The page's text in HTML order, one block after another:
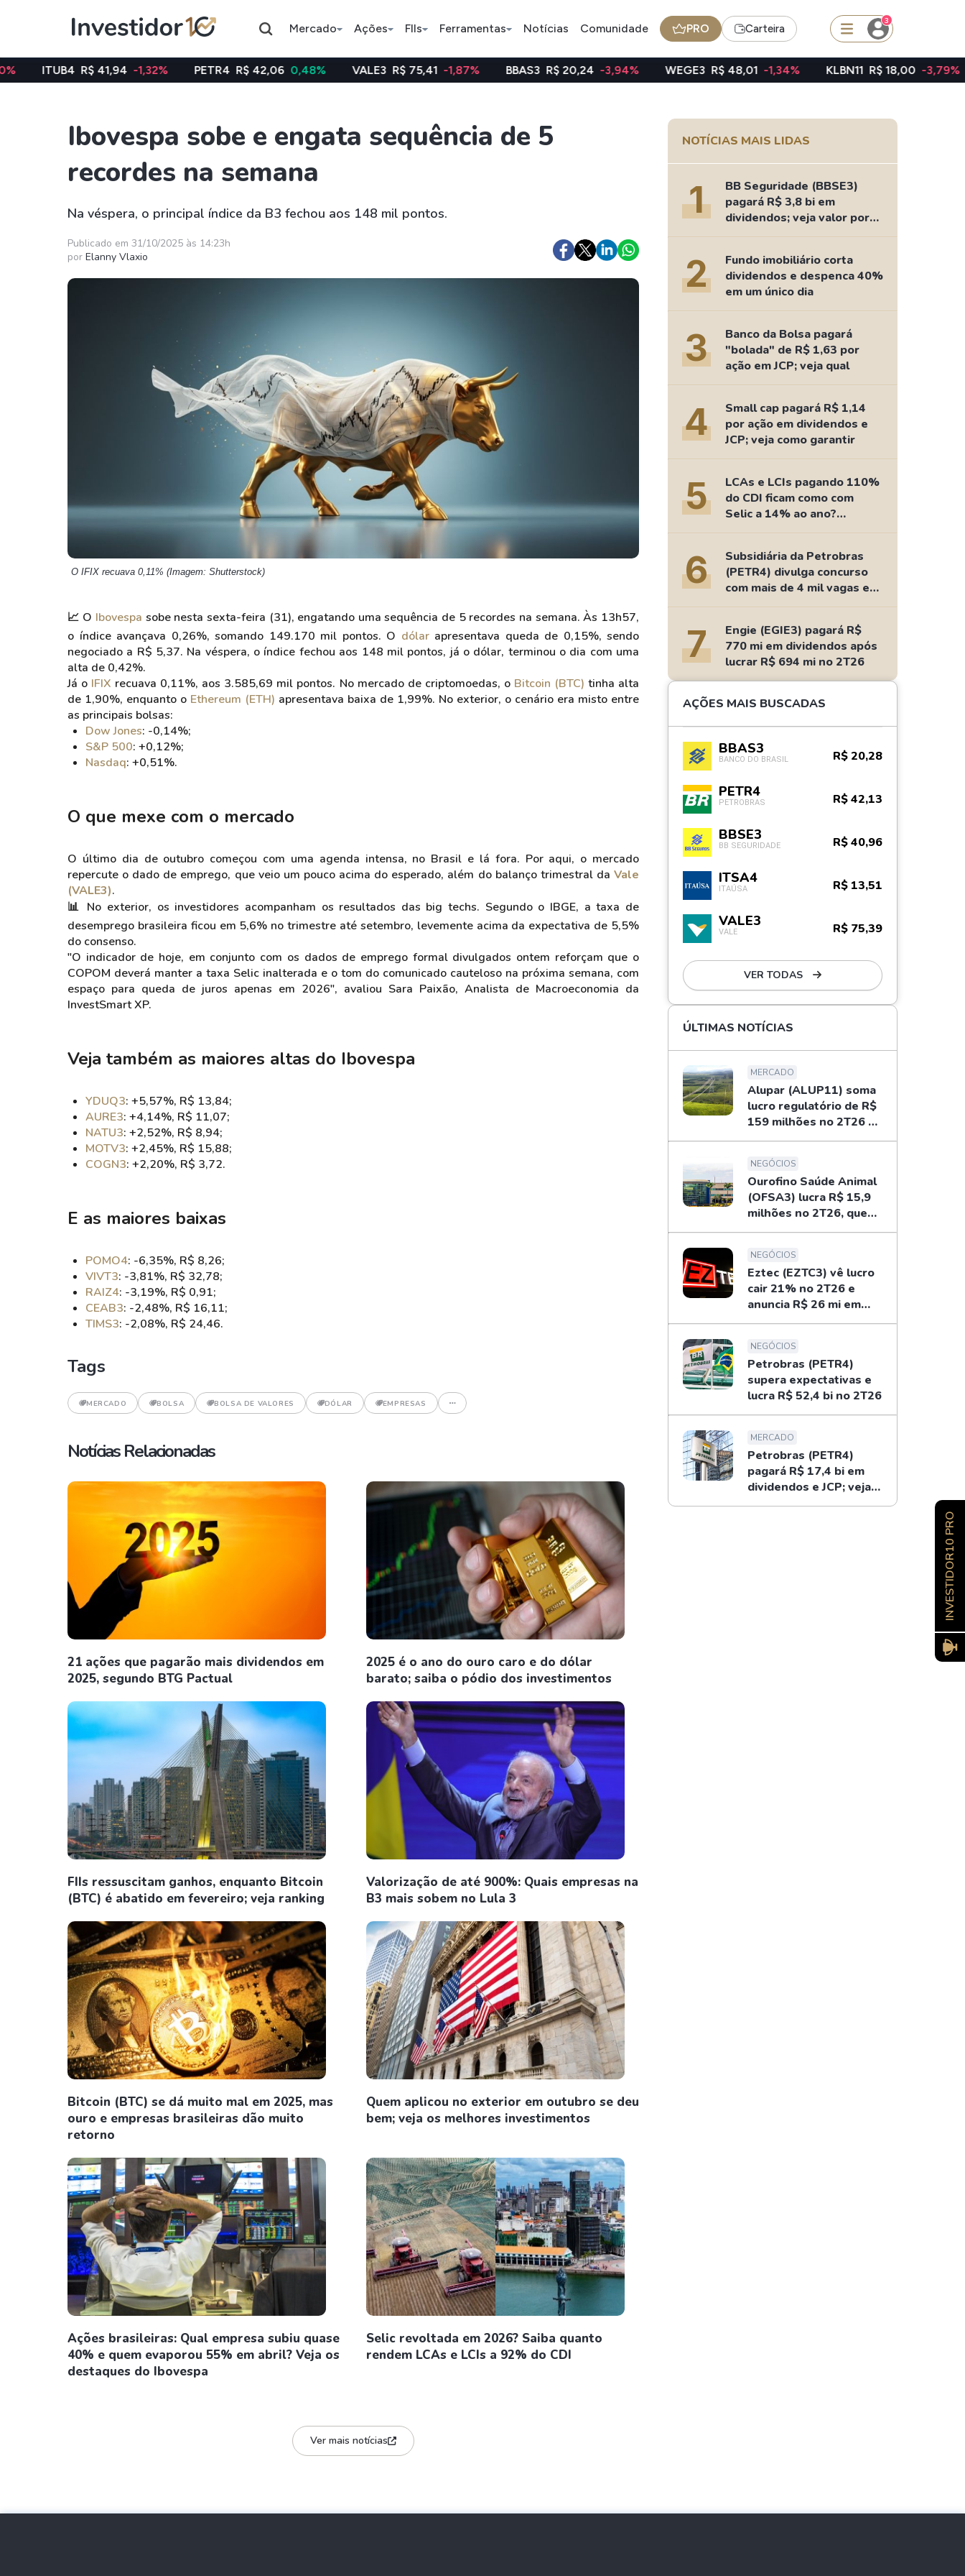
Mercado Ações FIIs Ferramentas Notícias Comunidade PRO Carteira
3
Assuntos do momento
Índice
Ibovespa
Índice
Selic TRXF11
Taesa
Itausa
RECR11
KNRI11
KNCR11
Ver todos
IVVB11
XINA11
Ver todos
Apple
Coca-Cola
Ver todos
Criptomoedas
Bitcoin
Ethereum
Ideias
Agenda de Dividendos
Radar do Dividendo Inteligente
As Ações Mais Buscadas
Guia do Iniciante
R$ 41,94 -1,32% PETR4 R$ 42,06 0,48% VALE3 R$ 75,41 -1,87% BBAS3 R$ 20,24 -3,94% WEGE3 R$ 48,01 -1,34% KLBN11 R$ 18,00 -3,79% TAEE11
Ibovespa sobe e engata sequência de 5
recordes na semana
Na véspera, o principal índice da B3 fechou aos 148 mil pontos.
Publicado em 31/10/2025 às 14:23h
por Elanny Vlaxio
O IFIX recuava 0,11% (Imagem: Shutterstock)
📈 O Ibovespa sobe nesta sexta-feira (31), engatando uma sequência de 5 recordes na semana. Às 13h57,
o índice avançava 0,26%, somando 149.170 mil pontos. O dólarapresentava queda de 0,15%, sendo
negociado a R$ 5,37. Na véspera, o índice fechou aos 148 mil pontos, já o dólar, terminou o dia com uma
alta de 0,42%.
Já o IFIX recuava 0,11%, aos 3.585,69 mil pontos. No mercado de criptomoedas, o Bitcoin (BTC) tinha alta
de 1,90%, enquanto o Ethereum (ETH) apresentava baixa de 1,99%. No exterior, o cenário era misto entre
as principais bolsas:
Dow Jones: -0,14%;
S&P 500: +0,12%;
Nasdaq: +0,51%.
O que mexe com o mercado
O último dia de outubro começou com uma agenda intensa, no Brasil e lá fora. Por aqui, o mercado
repercute o dado de emprego, que veio um pouco acima do esperado, além do balanço trimestral da Vale
(VALE3).
📊 No exterior, os investidores acompanham os resultados das big techs. Segundo o IBGE, a taxa de
desemprego brasileira ficou em 5,6% no trimestre até setembro, levemente acima da expectativa de 5,5%
do consenso.
"O indicador de hoje, em conjunto com os dados de emprego formal divulgados ontem reforçam que o
COPOM deverá manter a taxa Selic inalterada e o tom do comunicado cauteloso na próxima semana, com
espaço para queda de juros apenas em 2026", avaliou Sara Paixão, Analista de Macroeconomia da
InvestSmart XP.
Veja também as maiores altas do Ibovespa
YDUQ3: +5,57%, R$ 13,84;
AURE3: +4,14%, R$ 11,07;
NATU3: +2,52%, R$ 8,94;
MOTV3: +2,45%, R$ 15,88;
COGN3: +2,20%, R$ 3,72.
E as maiores baixas
POMO4: -6,35%, R$ 8,26;
VIVT3: -3,81%, R$ 32,78;
RAIZ4: -3,19%, R$ 0,91;
CEAB3: -2,48%, R$ 16,11;
TIMS3: -2,08%, R$ 24,46.
Tags
MERCADO BOLSA BOLSA DE VALORES DÓLAR EMPRESAS
Notícias Relacionadas
21 ações que pagarão mais dividendos em
2025, segundo BTG Pactual
2025 é o ano do ouro caro e do dólar
barato; saiba o pódio dos investimentos
FIIs ressuscitam ganhos, enquanto Bitcoin
(BTC) é abatido em fevereiro; veja ranking
Valorização de até 900%: Quais empresas na
B3 mais sobem no Lula 3
Bitcoin (BTC) se dá muito mal em 2025, mas
ouro e empresas brasileiras dão muito
retorno
Quem aplicou no exterior em outubro se deu
bem; veja os melhores investimentos
Ações brasileiras: Qual empresa subiu quase
40% e quem evaporou 55% em abril? Veja os
destaques do Ibovespa
Selic revoltada em 2026? Saiba quanto
rendem LCAs e LCIs a 92% do CDI
Ver mais notícias
NOTÍCIAS MAIS LIDAS
1
BB Seguridade (BBSE3)
pagará R$ 3,8 bi em
dividendos; veja valor por
ação
2
Fundo imobiliário corta
dividendos e despenca 40%
em um único dia
3
Banco da Bolsa pagará
"bolada" de R$ 1,63 por
ação em JCP; veja qual
4
Small cap pagará R$ 1,14
por ação em dividendos e
JCP; veja como garantir
5
LCAs e LCIs pagando 110%
do CDI ficam como com
Selic a 14% ao ano?
Fizemos as contas
6
Subsidiária da Petrobras
(PETR4) divulga concurso
com mais de 4 mil vagas e
salários de até R$ 15 mil
7
Engie (EGIE3) pagará R$
770 mi em dividendos após
lucrar R$ 694 mi no 2T26
AÇÕES MAIS BUSCADAS
BBAS3
BANCO DO BRASIL R$ 20,28
PETR4
PETROBRAS R$ 42,13
BBSE3
BB SEGURIDADE R$ 40,96
ITSA4
ITAÚSA R$ 13,51
VALE3
VALE R$ 75,39
VER TODAS
ÚLTIMAS NOTÍCIAS
MERCADO
Alupar (ALUP11) soma
lucro regulatório de R$
159 milhões no 2T26 e
libera dividendos
NEGÓCIOS
Ourofino Saúde Animal
(OFSA3) lucra R$ 15,9
milhões no 2T26, queda
de 33%
NEGÓCIOS
Eztec (EZTC3) vê lucro
cair 21% no 2T26 e
anuncia R$ 26 mi em
dividendos
NEGÓCIOS
Petrobras (PETR4)
supera expectativas e
lucra R$ 52,4 bi no 2T26
MERCADO
Petrobras (PETR4)
pagará R$ 17,4 bi em
dividendos e JCP; veja
como receber
INVESTIDOR10 PRO